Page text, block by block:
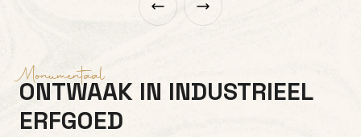
Monumentaal
ONTWAAK IN INDUSTRIEEL
ERFGOED